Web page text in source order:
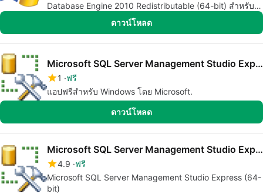
Database Engine 2010 Redistributable (64-bit) สำหรับ
ดาวน์โหลด
Microsoft SQL Server Management Studio Express (32-bit)
1
ฟรี
แอปฟรีสำหรับ Windows โดย Microsoft.
ดาวน์โหลด
Microsoft SQL Server Management Studio Express (64-bit)
4.9 ฟรี
Microsoft SQL Server Management Studio Express (64-
bit)